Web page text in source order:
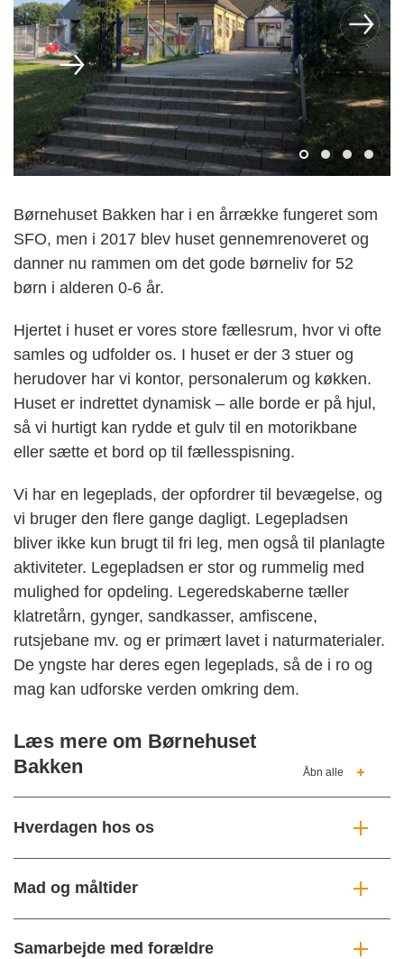
Børnehuset Bakken har i en årrække fungeret som
SFO, men i 2017 blev huset gennemrenoveret og
danner nu rammen om det gode børneliv for 52
børn i alderen 0-6 år.
Hjertet i huset er vores store fællesrum, hvor vi ofte
samles og udfolder os. I huset er der 3 stuer og
herudover har vi kontor, personalerum og køkken.
Huset er indrettet dynamisk – alle borde er på hjul,
så vi hurtigt kan rydde et gulv til en motorikbane
eller sætte et bord op til fællesspisning.
Vi har en legeplads, der opfordrer til bevægelse, og
vi bruger den flere gange dagligt. Legepladsen
bliver ikke kun brugt til fri leg, men også til planlagte
aktiviteter. Legepladsen er stor og rummelig med
mulighed for opdeling. Legeredskaberne tæller
klatretårn, gynger, sandkasser, amfiscene,
rutsjebane mv. og er primært lavet i naturmaterialer.
De yngste har deres egen legeplads, så de i ro og
mag kan udforske verden omkring dem.
Læs mere om Børnehuset
Bakken
Åbn alle
Hverdagen hos os
Mad og måltider
Samarbejde med forældre